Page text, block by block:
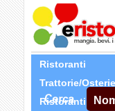
Ristoranti
Trattorie/Osterie
Ristoranti Etnici
Cerca